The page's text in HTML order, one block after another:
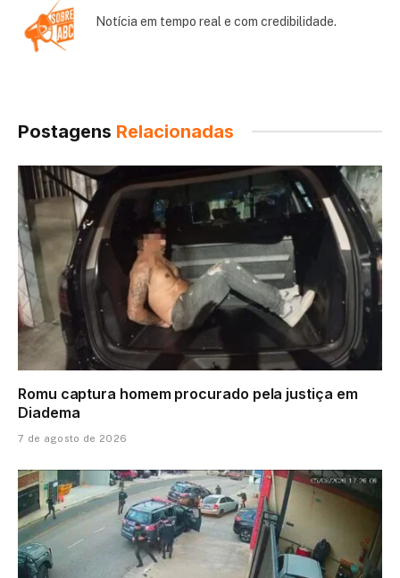
Notícia em tempo real e com credibilidade.
Postagens Relacionadas
Romu captura homem procurado pela justiça em
Diadema
7 de agosto de 2026